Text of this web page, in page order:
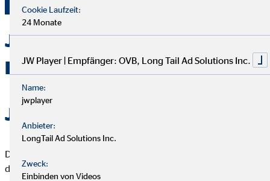
Jetzt bei OVB in Geithain als
Berater durchstarten
Jetzt bewerben
Die mit * gekennzeichneten Felder müssen ausgefüllt werden,
damit wir Deine Bewerbung bearbeiten können.
Cookie Laufzeit:
24 Monate
JW Player | Empfänger: OVB, Long Tail Ad Solutions Inc.
Name:
jwplayer
Anbieter:
LongTail Ad Solutions Inc.
Zweck:
Einbinden von Videos